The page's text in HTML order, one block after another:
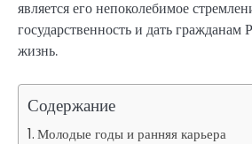
является его непоколебимое
государственность и дать
жизнь.
Содержание
Молодые годы и ранняя карьера